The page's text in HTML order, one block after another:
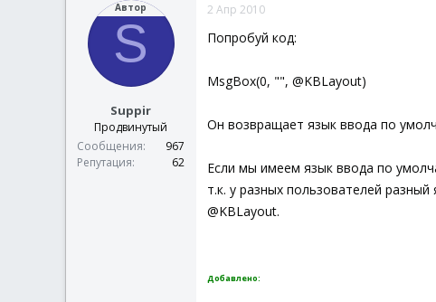
Автор
S
Suppir
Продвинутый
Сообщения
967
Репутация
62
2 Апр 2010
Попробуй код:
MsgBox(0, "", @KBLayout)
Он возвращает язык ввода по
Если мы имеем язык ввода по
т.к. у разных пользователей
@KBLayout.
Добавлено: